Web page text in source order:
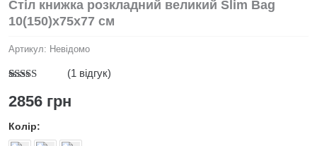
Стіл книжка розкладний великий Slim Bag
10(150)x75x77 см
Артикул: Невідомо
5.00з 5 на
основі
покупця
(1 відгук)
2856 грн
Колір